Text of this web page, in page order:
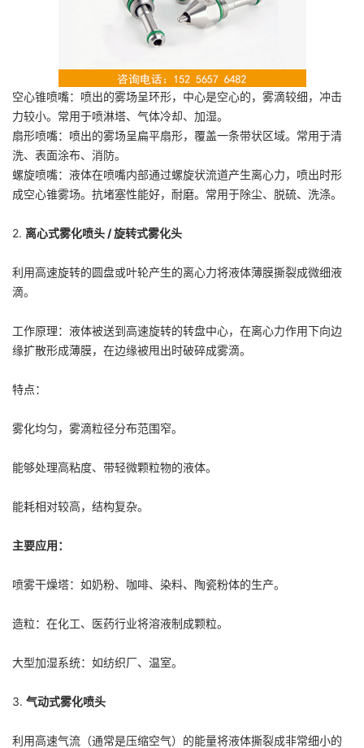
空心锥喷嘴：喷出的雾场呈环形，中心是空心的，雾滴较细，冲击
力较小。常用于喷淋塔、气体冷却、加湿。
扇形喷嘴：喷出的雾场呈扁平扇形，覆盖一条带状区域。常用于清
洗、表面涂布、消防。
螺旋喷嘴：液体在喷嘴内部通过螺旋状流道产生离心力，喷出时形
成空心锥雾场。抗堵塞性能好，耐磨。常用于除尘、脱硫、洗涤。
2. 离心式雾化喷头 / 旋转式雾化头
利用高速旋转的圆盘或叶轮产生的离心力将液体薄膜撕裂成微细液
滴。
工作原理：液体被送到高速旋转的转盘中心，在离心力作用下向边
缘扩散形成薄膜，在边缘被甩出时破碎成雾滴。
特点：
雾化均匀，雾滴粒径分布范围窄。
能够处理高粘度、带轻微颗粒物的液体。
能耗相对较高，结构复杂。
主要应用：
喷雾干燥塔：如奶粉、咖啡、染料、陶瓷粉体的生产。
造粒：在化工、医药行业将溶液制成颗粒。
大型加湿系统：如纺织厂、温室。
3. 气动式雾化喷头
利用高速气流（通常是压缩空气）的能量将液体撕裂成非常细小的